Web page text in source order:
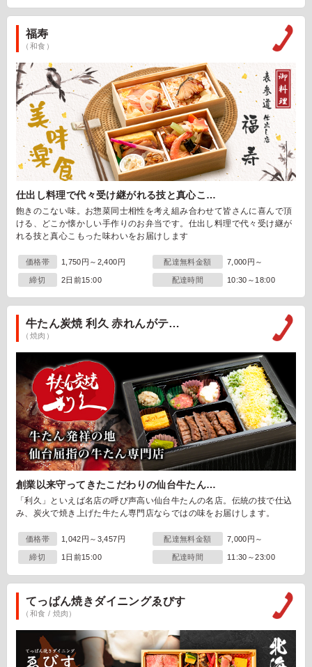
福寿
（和食）
仕出し料理で代々受け継がれる技と真心こ…
飽きのこない味。お惣菜同士相性を考え組み合わせて皆さんに喜んで頂
ける、どこか懐かしい手作りのお弁当です。仕出し料理で代々受け継が
れる技と真心こもった味わいをお届けします
価格帯 1,750円～2,400円 配達無料金額 7,000円～
締切 2日前15:00 配達時間 10:30～18:00
牛たん炭焼 利久 赤れんがテ…
（焼肉）
創業以来守ってきたこだわりの仙台牛たん…
「利久」といえば名店の呼び声高い仙台牛たんの名店。伝統の技で仕込
み、炭火で焼き上げた牛たん専門店ならではの味をお届けします。
価格帯 1,042円～3,457円 配達無料金額 7,000円～
締切 1日前15:00 配達時間 11:30～23:00
てっぱん焼きダイニングゑびす
（和食 / 焼肉）